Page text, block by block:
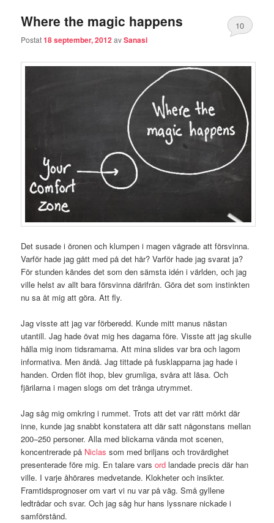
Where the magic happens
Postat18 september, 2012avSanasi
10
Det susade i öronen och klumpen i magen vägrade att försvinna.
Varför hade jag gått med på det här? Varför hade jag svarat ja?
För stunden kändes det som den sämsta idén i världen, och jag
ville helst av allt bara försvinna därifrån. Göra det som instinkten
nu sa åt mig att göra. Att fly.
Jag visste att jag var förberedd. Kunde mitt manus nästan
utantill. Jag hade övat mig hes dagarna före. Visste att jag skulle
hålla mig inom tidsramarna. Att mina slides var bra och lagom
informativa. Men ändå. Jag tittade på fusklapparna jag hade i
handen. Orden flöt ihop, blev grumliga, svåra att läsa. Och
fjärilarna i magen slogs om det trånga utrymmet.
Jag såg mig omkring i rummet. Trots att det var rätt mörkt där
inne, kunde jag snabbt konstatera att där satt någonstans mellan
200–250 personer. Alla med blickarna vända mot scenen,
koncentrerade på Niclas som med briljans och trovärdighet
presenterade före mig. En talare varsord landade precis där han
ville. I varje åhörares medvetande. Klokheter och insikter.
Framtidsprognoser om vart vi nu var på väg. Små gyllene
ledtrådar och svar. Och jag såg hur hans lyssnare nickade i
samförstånd.